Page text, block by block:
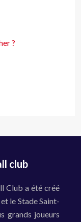
?
club
Club a été créé
le Stade Saint-
grands joueurs